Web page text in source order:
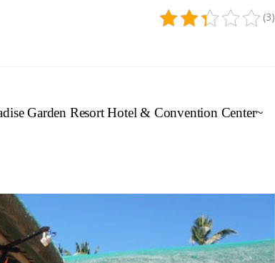
(3)
Garden Resort Hotel & Convention Center~